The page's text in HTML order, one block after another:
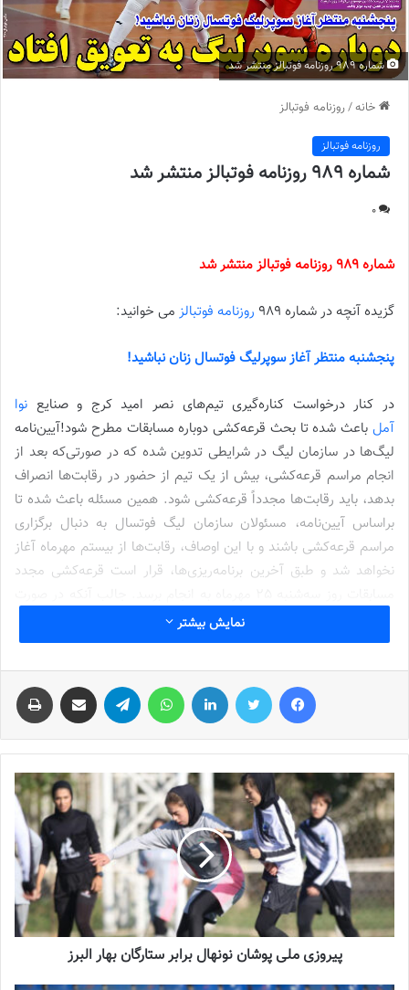
شماره 989 روزنامه فوتبالز منتشر شد
خانه/روزنامه فوتبالز
روزنامه فوتبالز
شماره 989 روزنامه فوتبالز منتشر شد
0
شماره 989 روزنامه فوتبالز منتشر شد
گزیده آنچه در شماره 989 روزنامه فوتبالز می خوانید:
پنجشنبه منتظر آغاز سوپرلیگ فوتسال زنان نباشید!
در کنار درخواست کناره‌گیری تیم‌های نصر امید کرج و صنایع نوا
آمل باعث شده تا بحث قرعه‌کشی دوباره مسابقات مطرح شود!آیین‌نامه
لیگ‌ها در سازمان لیگ در شرایطی تدوین شده که در صورتی‌که بعد از
انجام مراسم قرعه‌کشی، بیش از یک تیم از حضور در رقابت‌ها انصراف
بدهد، باید رقابت‌ها مجدداً قرعه‌کشی شود. همین مسئله باعث شده تا
براساس آیین‌نامه، مسئولان سازمان لیگ فوتسال به دنبال برگزاری
مراسم قرعه‌کشی باشند و با این اوصاف، رقابت‌ها از بیستم مهرماه آغاز
نخواهد شد و طبق آخرین برنامه‌ریزی‌ها، قرار است قرعه‌کشی مجدد
نهایی‌شدن انصراف هر دو تیم نصر امید کرج و صنایع نوا آمل، عملاً شمار
تیم‌های شرکت‌کننده در فصل جدید سوپرلیگ فوتسال زنان به عدد 7
می‌رسد که این موضوع می‌تواند روی کیفیت مسابقات در فصل جدید
پیروزی ملی پوشان نونهال برابر ستارگان بهار البرز
نوشته های مشابه
شماره 772 روزنامه فوتبالز منتشر شد
2022-12-16
شماره 1054 روزنامه فوتبالز منتشر شد
2023-12-25
نمایش بیشتر
پیروزی ملی پوشان نونهال برابر ستارگان بهار البرز